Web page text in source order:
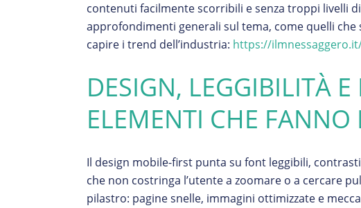
contenuti facilmente scorribili e senza troppi livelli
approfondimenti generali sul tema, come quelli
capire i trend dell’industria: https://
DESIGN, LEGGIBILITÀ
ELEMENTI CHE FANNO
Il design mobile-first punta su font leggibili,
che non costringa l’utente a zoomare o a cercare
pilastro: pagine snelle, immagini ottimizzate e